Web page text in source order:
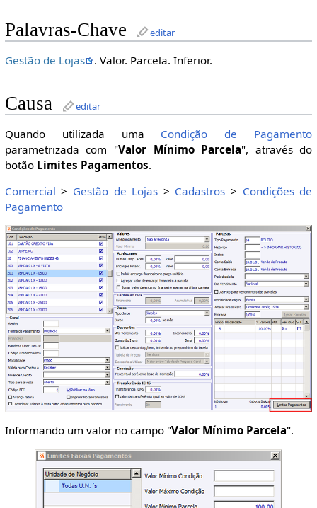
Palavras-Chave editar
Gestão de Lojas . Valor. Parcela. Inferior.
Causa editar
Quando utilizada uma Condição de Pagamento
parametrizada com "Valor Mínimo Parcela", através do
botão Limites Pagamentos.
Comercial > Gestão de Lojas > Cadastros > Condições de
Pagamento
Informando um valor no campo "Valor Mínimo Parcela".